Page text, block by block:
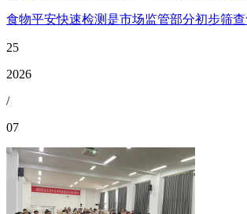
食物平安快速检测是市场监管部分初步筛
25
2026
/
07